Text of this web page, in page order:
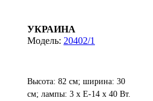
УКРАИНА
20402/1
Высота: 82 см; ширина: 30
см; лампы: 3 х Е-14 х 40 Вт.